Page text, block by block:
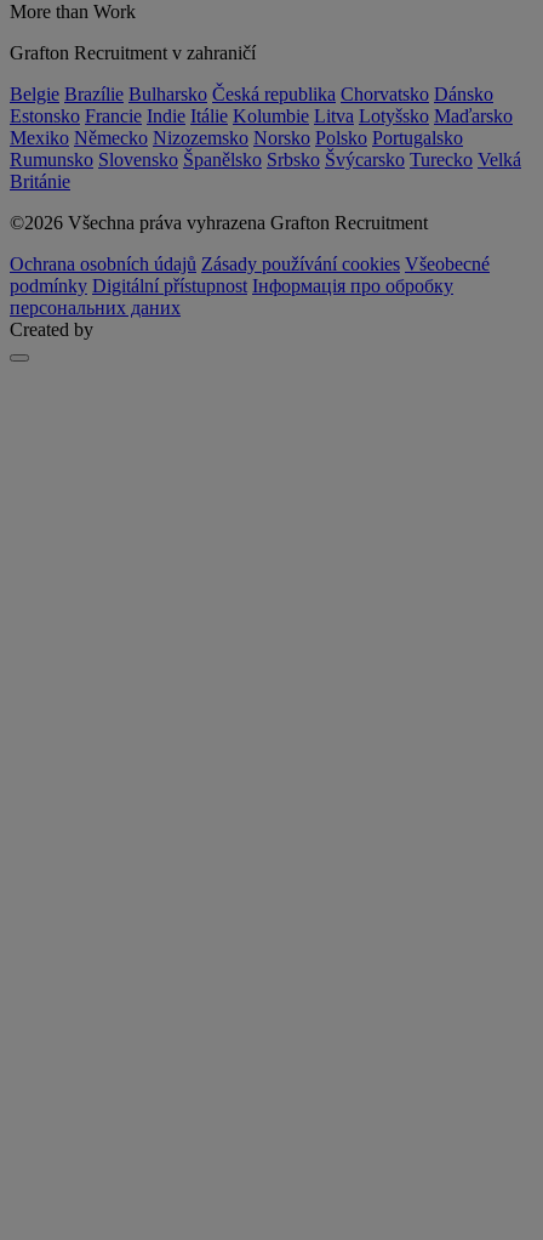
More than Work
Grafton Recruitment v zahraničí
Belgie Brazílie Bulharsko Česká republika Chorvatsko Dánsko
Estonsko Francie Indie Itálie Kolumbie Litva Lotyšsko Maďarsko
Mexiko Německo Nizozemsko Norsko Polsko Portugalsko
Rumunsko Slovensko Španělsko Srbsko Švýcarsko Turecko Velká
Británie
©2026 Všechna práva vyhrazena Grafton Recruitment
Ochrana osobních údajů Zásady používání cookies Všeobecné
podmínky Digitální přístupnost Інформація про обробку
персональних даних
Created by